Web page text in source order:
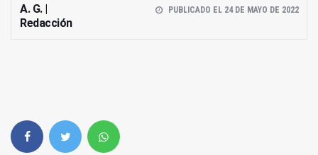
A. G. |
Redacción
PUBLICADO EL 24 DE MAYO DE 2022